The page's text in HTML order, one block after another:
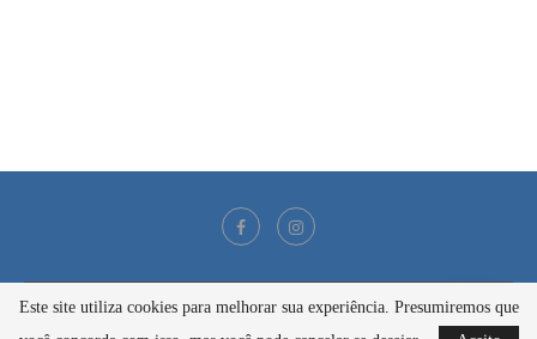
@2021 - Todos os direitos reservados
Este site utiliza cookies para melhorar sua experiência. Presumiremos que